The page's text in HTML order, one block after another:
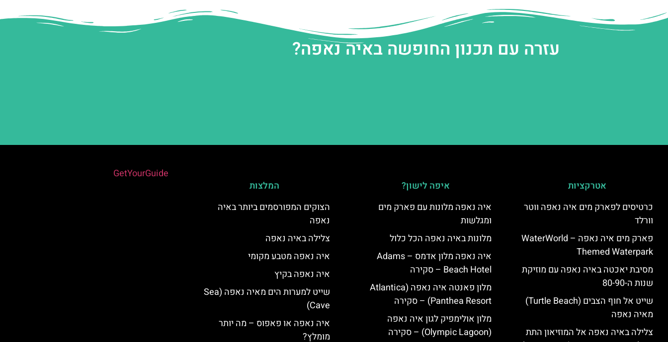
עזרה עם תכנון החופשה באיה נאפה?
אטרקציות
כרטיסים לפארק מים איה נאפה ווטר
וורלד
פארק מים איה נאפה – ‪‪WaterWorld
Themed Waterpark‬‬
מסיבת יאכטה באיה נאפה עם מוזיקת
שנות ה-80-90
שייט אל חוף הצבים (Turtle Beach)
מאיה נאפה
צלילה באיה נאפה אל המוזיאון התת
איפה לישון?
איה נאפה מלונות עם פארק מים
ומגלשות
מלונות באיה נאפה הכל כלול
איה נאפה מלון אדמס – Adams
Beach Hotel – סקירה
מלון פאנטה איה נאפה (Atlantica
Panthea Resort) – סקירה
מלון אולימפיק לגון איה נאפה
(Olympic Lagoon) – סקירה
המלצות
הצוקים המפורסמים ביותר באיה
נאפה
צלילה באיה נאפה
איה נאפה מטבע מקומי
איה נאפה בקיץ
שייט למערות הים מאיה נאפה (Sea
Cave)
איה נאפה או פאפוס – מה יותר
מומלץ?
GetYourGuide